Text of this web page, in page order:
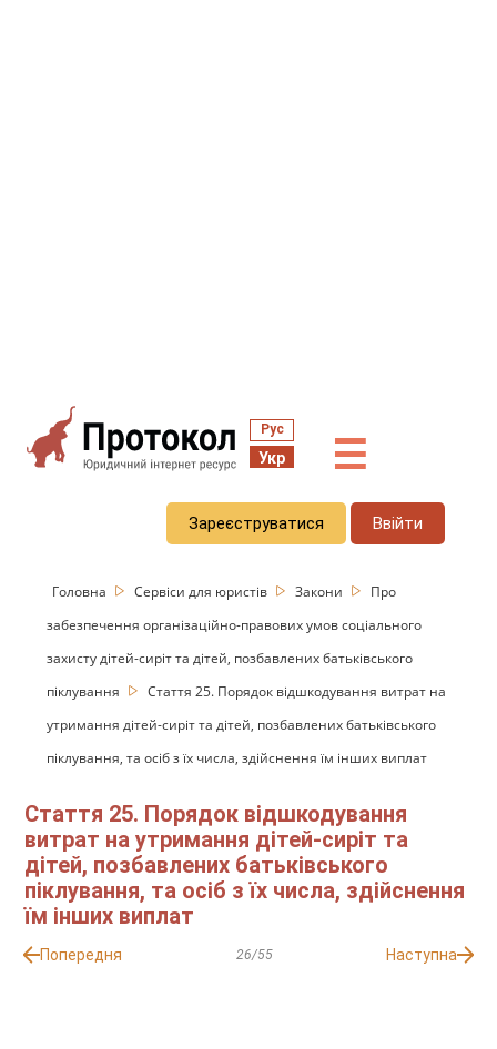
Рус
Укр ☰
Зареєструватися Ввійти
Головна Сервіси для юристів Закони
Про
забезпечення організаційно-правових умов соціального
захисту дітей-сиріт та дітей, позбавлених батьківського
піклування
Стаття 25. Порядок відшкодування витрат на
утримання дітей-сиріт та дітей, позбавлених батьківського
піклування, та осіб з їх числа, здійснення їм інших виплат
Стаття 25. Порядок відшкодування
витрат на утримання дітей-сиріт та
дітей, позбавлених батьківського
піклування, та осіб з їх числа, здійснення
їм інших виплат
Попередня 26/55 Наступна